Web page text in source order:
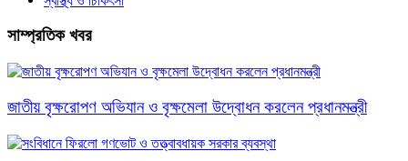
সাম্প্রতিক খবর
জাতীয় বৃক্ষরোপণ অভিযান ও বৃক্ষমেলা উদ্বোধন করলেন প্রধানমন্ত্রী